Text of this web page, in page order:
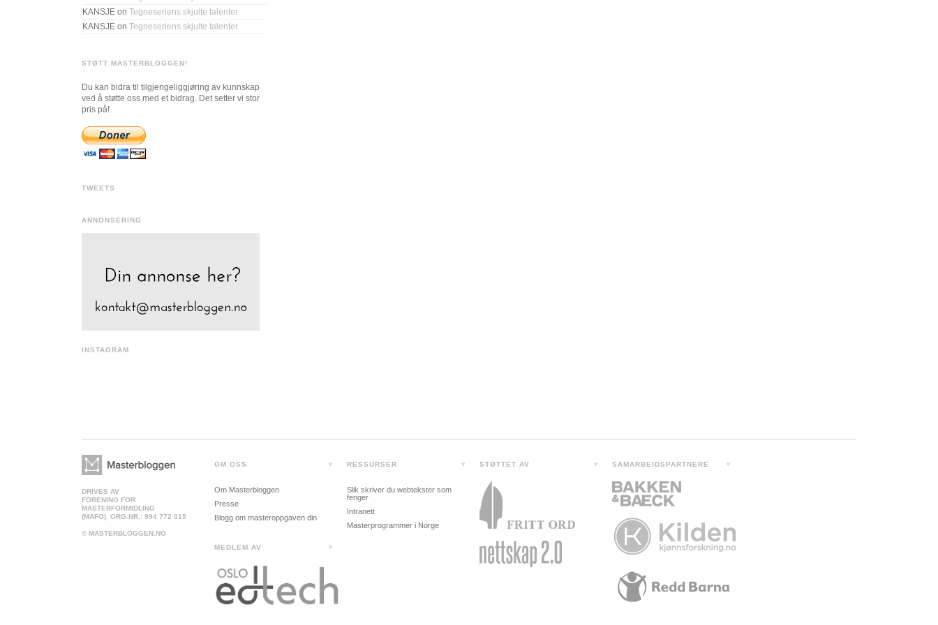
KANSJE on Tegneseriens skjulte talenter
KANSJE on Tegneseriens skjulte talenter
STØTT MASTERBLOGGEN!
Du kan bidra til tilgjengeliggjøring av kunnskap
ved å støtte oss med et bidrag. Det setter vi stor
pris på!
TWEETS
ANNONSERING
INSTAGRAM
DRIVES AV
FORENING FOR
MASTERFORMIDLING
(MAFO). ORG.NR.: 994 772 015
© MASTERBLOGGEN.NO
OM OSS
Om Masterbloggen
Presse
Blogg om masteroppgaven din
MEDLEM AV
RESSURSER
Slik skriver du webtekster som
fenger
Intranett
Masterprogrammer i Norge
STØTTET AV SAMARBEIDSPARTNERE